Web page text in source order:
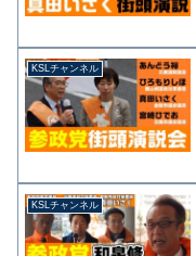
KSLチャンネル
KSLチャンネル